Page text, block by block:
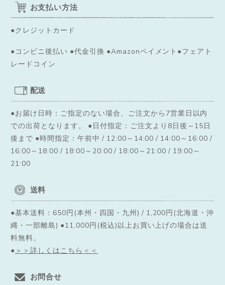
お支払い方法
●クレジットカード
●コンビニ後払い ●代金引換 ●Amazonペイメント●フェアト
レードコイン
配送
●お届け日時：ご指定のない場合、ご注文から7営業日以内
での出荷となります。
●日付指定：ご注文より8日後～15日
後まで ●時間指定：午前中 / 12:00～14:00 / 14:00～16:00 /
16:00～18:00 / 18:00～20:00 / 18:00～21:00 / 19:00～
21:00
送料
●基本送料：650円(本州・四国・九州) / 1,200円(北海道・沖
縄・一部離島) ●11,000円(税込)以上お買い上げの場合は送
料無料。
● ＞＞詳しくはこちら＜＜
お問合せ